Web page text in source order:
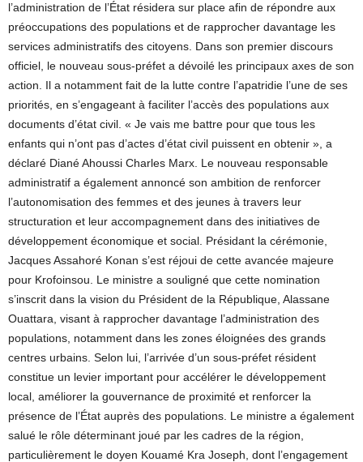
l’administration de l’État résidera sur place afin de répondre aux
préoccupations des populations et de rapprocher davantage les
services administratifs des citoyens. Dans son premier discours
officiel, le nouveau sous-préfet a dévoilé les principaux axes de son
action. Il a notamment fait de la lutte contre l’apatridie l’une de ses
priorités, en s’engageant à faciliter l’accès des populations aux
documents d’état civil. « Je vais me battre pour que tous les
enfants qui n’ont pas d’actes d’état civil puissent en obtenir », a
déclaré Diané Ahoussi Charles Marx. Le nouveau responsable
administratif a également annoncé son ambition de renforcer
l’autonomisation des femmes et des jeunes à travers leur
structuration et leur accompagnement dans des initiatives de
développement économique et social. Présidant la cérémonie,
Jacques Assahoré Konan s’est réjoui de cette avancée majeure
pour Krofoinsou. Le ministre a souligné que cette nomination
s’inscrit dans la vision du Président de la République, Alassane
Ouattara, visant à rapprocher davantage l’administration des
populations, notamment dans les zones éloignées des grands
centres urbains. Selon lui, l’arrivée d’un sous-préfet résident
constitue un levier important pour accélérer le développement
local, améliorer la gouvernance de proximité et renforcer la
présence de l’État auprès des populations. Le ministre a également
salué le rôle déterminant joué par les cadres de la région,
particulièrement le doyen Kouamé Kra Joseph, dont l’engagement